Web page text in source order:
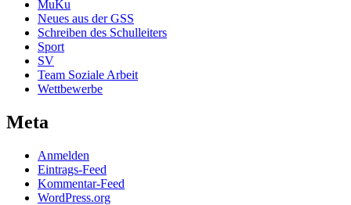
MuKu
Neues aus der GSS
Schreiben des Schulleiters
Sport
SV
Team Soziale Arbeit
Wettbewerbe
Meta
Anmelden
Eintrags-Feed
Kommentar-Feed
WordPress.org